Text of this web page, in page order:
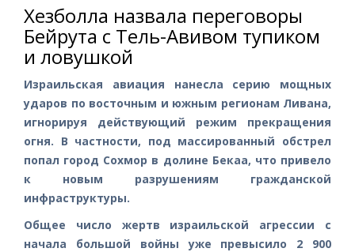
Хезболла назвала переговоры
Бейрута с Тель-Авивом тупиком
и ловушкой
Израильская авиация нанесла серию мощных
ударов по восточным и южным регионам Ливана,
игнорируя действующий режим прекращения
огня. В частности, под массированный обстрел
попал город Сохмор в долине Бекаа, что привело
к новым разрушениям гражданской
инфраструктуры.
Общее число жертв израильской агрессии с
начала большой войны уже превысило 2 900